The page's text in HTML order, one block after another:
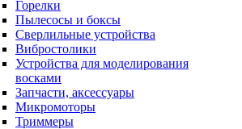
Горелки
Пылесосы и боксы
Сверлильные устройства
Вибростолики
Устройства для моделирования
восками
Запчасти, аксессуары
Микромоторы
Триммеры